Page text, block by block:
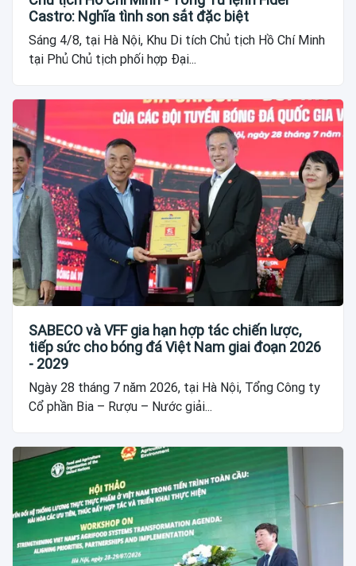
Castro: Nghĩa tình son sắt đặc biệt
Sáng 4/8, tại Hà Nội, Khu Di tích Chủ tịch Hồ Chí Minh
tại Phủ Chủ tịch phối hợp Đại...
SABECO và VFF gia hạn hợp tác chiến lược,
tiếp sức cho bóng đá Việt Nam giai đoạn 2026
- 2029
Ngày 28 tháng 7 năm 2026, tại Hà Nội, Tổng Công ty
Cổ phần Bia – Rượu – Nước giải...